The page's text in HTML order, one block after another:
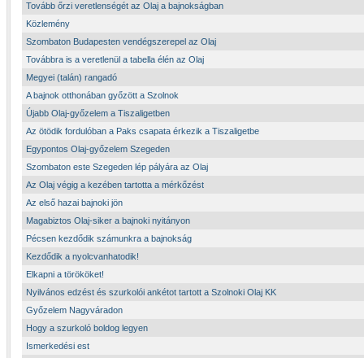
Tovább őrzi veretlenségét az Olaj a bajnokságban
Közlemény
Szombaton Budapesten vendégszerepel az Olaj
Továbbra is a veretlenül a tabella élén az Olaj
Megyei (talán) rangadó
A bajnok otthonában győzött a Szolnok
Újabb Olaj-győzelem a Tiszaligetben
Az ötödik fordulóban a Paks csapata érkezik a Tiszaligetbe
Egypontos Olaj-győzelem Szegeden
Szombaton este Szegeden lép pályára az Olaj
Az Olaj végig a kezében tartotta a mérkőzést
Az első hazai bajnoki jön
Magabiztos Olaj-siker a bajnoki nyitányon
Pécsen kezdődik számunkra a bajnokság
Kezdődik a nyolcvanhatodik!
Elkapni a törököket!
Nyilvános edzést és szurkolói ankétot tartott a Szolnoki Olaj KK
Győzelem Nagyváradon
Hogy a szurkoló boldog legyen
Ismerkedési est